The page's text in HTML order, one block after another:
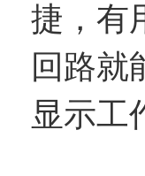
捷，有
回路就
显示工